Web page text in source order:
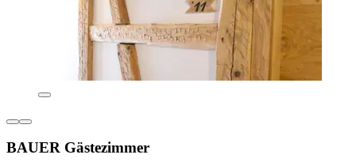
BAUER Gästezimmer